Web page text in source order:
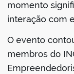
momento
interação com
O evento
membros do